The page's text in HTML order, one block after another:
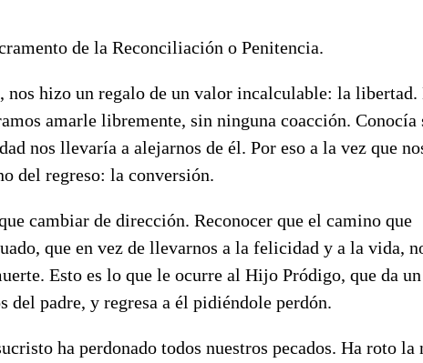
de la Reconciliación o Penitencia.
nos hizo un regalo de un valor incalculable: la libertad.
amarle libremente, sin ninguna coacción. Conocía
nos llevaría a alejarnos de él. Por eso a la vez que
del regreso: la conversión.
cambiar de dirección. Reconocer que el camino que
que en vez de llevarnos a la felicidad y a la vida,
Esto es lo que le ocurre al Hijo Pródigo, que da
del padre, y regresa a él pidiéndole perdón.
ha perdonado todos nuestros pecados. Ha roto la